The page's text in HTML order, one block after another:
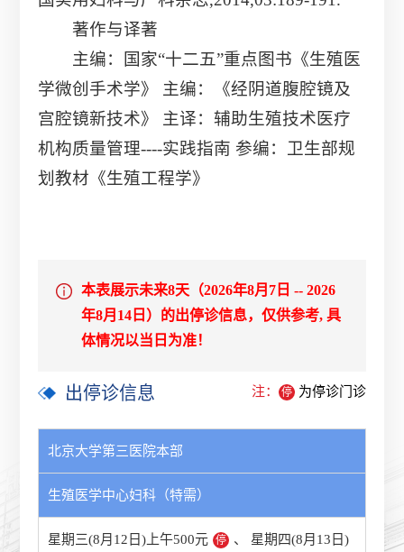
著作与译著
主编：国家“十二五”重点图书《生殖医
学微创手术学》 主编：《经阴道腹腔镜及
宫腔镜新技术》 主译：辅助生殖技术医疗
机构质量管理----实践指南 参编：卫生部规
划教材《生殖工程学》
本表展示未来8天（2026年8月7日 -- 2026
年8月14日）的出停诊信息，仅供参考, 具
体情况以当日为准！
出停诊信息 注： 停 为停诊门诊
北京大学第三医院本部
生殖医学中心妇科（特需）
星期三(8月12日)上午500元 停 、
星期四(8月13日)